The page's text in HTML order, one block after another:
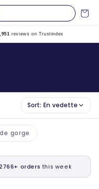
Chariot
reviews on Trustindex
Sort: En vedette
gorge
orders this week